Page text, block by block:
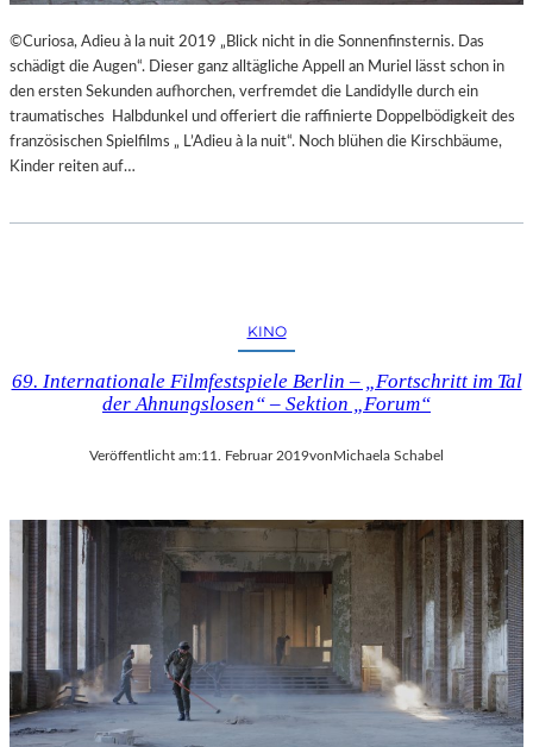
©Curiosa, Adieu à la nuit 2019 „Blick nicht in die Sonnenfinsternis. Das
schädigt die Augen“. Dieser ganz alltägliche Appell an Muriel lässt schon in
den ersten Sekunden aufhorchen, verfremdet die Landidylle durch ein
traumatisches Halbdunkel und offeriert die raffinierte Doppelbödigkeit des
französischen Spielfilms „ L’Adieu à la nuit“. Noch blühen die Kirschbäume,
Kinder reiten auf…
KINO
69. Internationale Filmfestspiele Berlin – „Fortschritt im Tal
der Ahnungslosen“ – Sektion „Forum“
Veröffentlicht am:11. Februar 2019vonMichaela Schabel